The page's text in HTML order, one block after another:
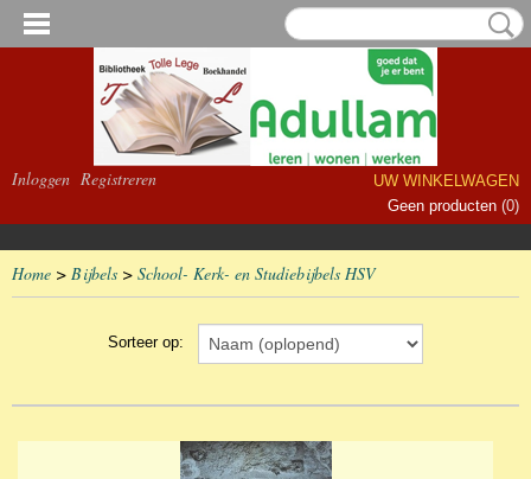
Inloggen Registreren
UW WINKELWAGEN
Geen producten (0)
Home > Bijbels > School- Kerk- en Studiebijbels HSV
Sorteer op: